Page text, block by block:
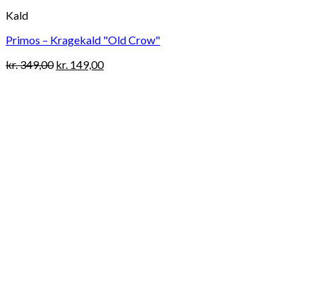
Kald
Primos – Kragekald "Old Crow"
kr.349,00 Original
kr. 149,00Current